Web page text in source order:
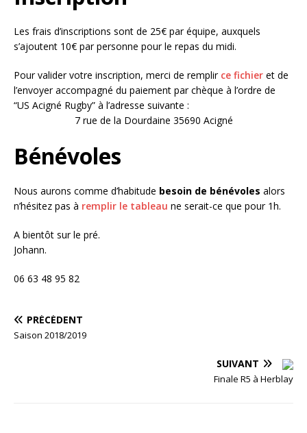
Les frais d’inscriptions sont de 25€ par équipe, auxquels
s’ajoutent 10€ par personne pour le repas du midi.
Pour valider votre inscription, merci de remplir ce fichier et de
l’envoyer accompagné du paiement par chèque à l’ordre de
“US Acigné Rugby” à l’adresse suivante :
7 rue de la Dourdaine 35690 Acigné
Bénévoles
Nous aurons comme d’habitude besoin de bénévoles alors
n’hésitez pas à remplir le tableau ne serait-ce que pour 1h.
A bientôt sur le pré.
Johann.
06 63 48 95 82
PRÉCÉDENT
Saison 2018/2019
SUIVANT
Finale R5 à Herblay